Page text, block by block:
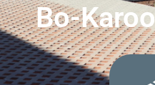
Bo-